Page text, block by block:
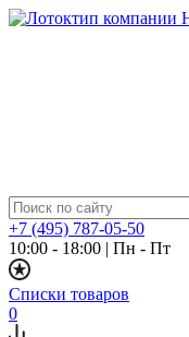
+7 (495) 787-05-50
10:00 - 18:00 | Пн - Пт
Списки товаров
0